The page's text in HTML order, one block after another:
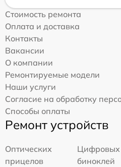
Стоимость ремонта
Оплата и доставка
Контакты
Вакансии
О компании
Ремонтируемые модели
Наши услуги
Согласие на обработку
Способы оплаты
Ремонт устройств
Оптических
прицелов
Цифровых
биноклей